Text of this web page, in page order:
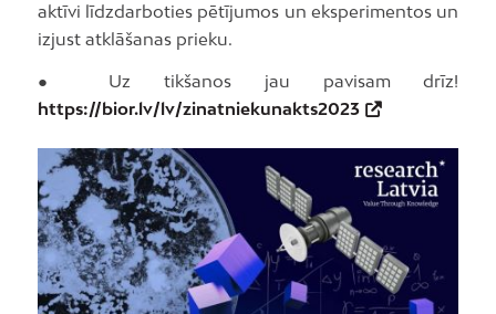
aktīvi līdzdarboties pētījumos un eksperimentos un
izjust atklāšanas prieku.
● Uz tikšanos jau pavisam drīz!
https://bior.lv/lv/zinatniekunakts2023